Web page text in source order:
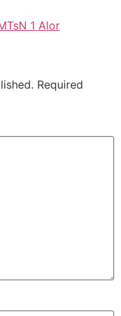
1 Alor
Required